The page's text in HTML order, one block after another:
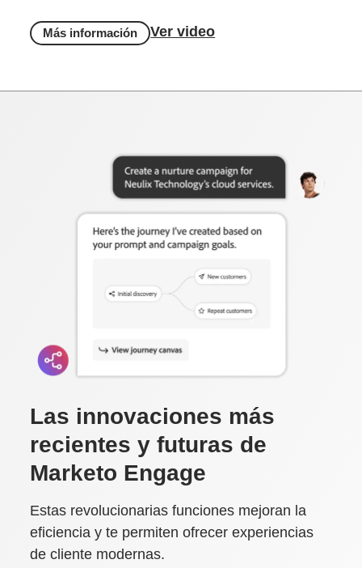
Más información Ver video
Las innovaciones más
recientes y futuras de
Marketo Engage
Estas revolucionarias funciones mejoran la
eficiencia y te permiten ofrecer experiencias
de cliente modernas.